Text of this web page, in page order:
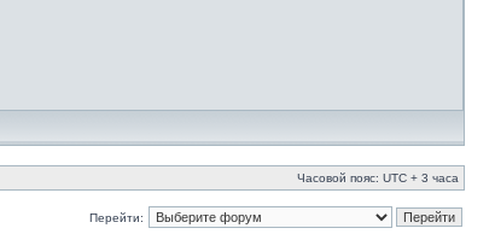
Часовой пояс: UTC + 3 часа
Перейти: